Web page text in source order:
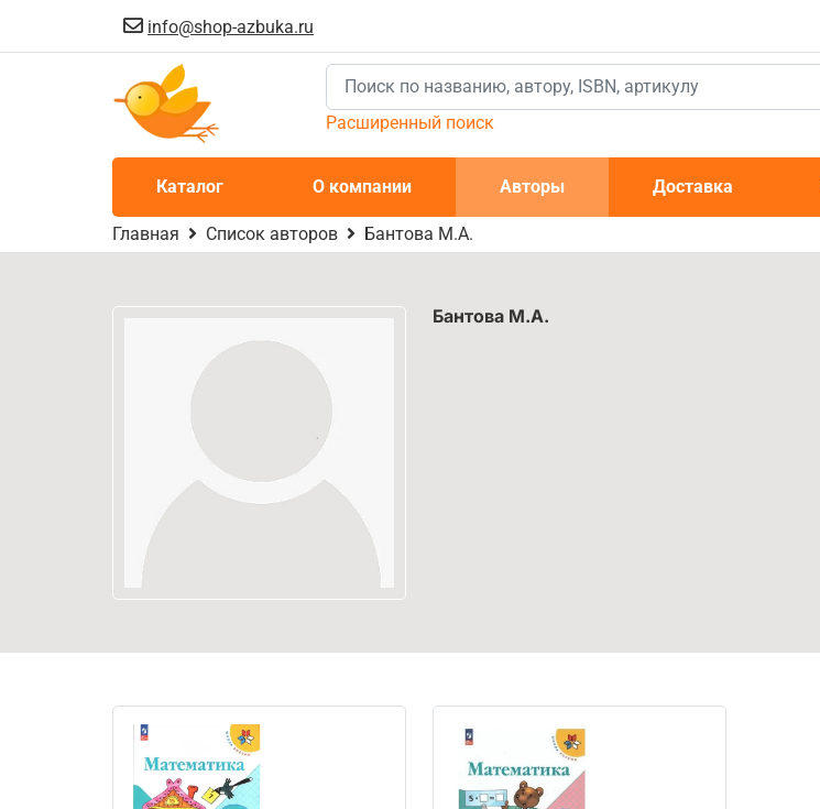
info@shop-azbuka.ru
Расширенный поиск
Каталог О компании Авторы Доставка
Главная Список авторов Бантова М.А.
Бантова М.А.